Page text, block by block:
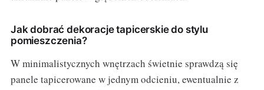
Jak dobrać dekoracje tapicerskie do stylu
pomieszczenia?
W minimalistycznych wnętrzach świetnie sprawdzą się
panele tapicerowane w jednym odcieniu, ewentualnie z